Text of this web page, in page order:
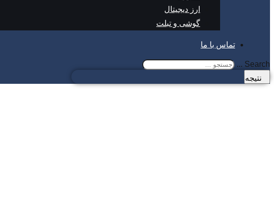
ارز دیجیتال
گوشی و تبلت
تماس با ما
Search ...
نتیجه